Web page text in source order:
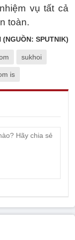
vụ tất cả
toàn.
(NGUỒN: SPUTNIK)
sukhoi
is